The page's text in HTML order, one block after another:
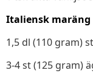
Italiensk maräng
1,5 dl (110 gram)
3-4 st (125 gram)